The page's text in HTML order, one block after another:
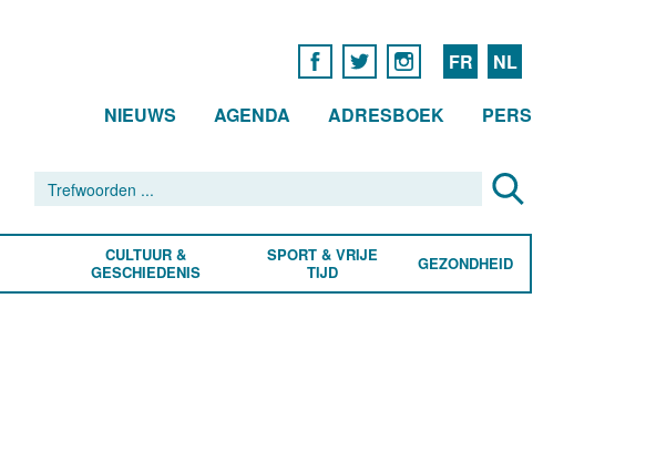
FR NL
NIEUWS AGENDA ADRESBOEK PERS
CULTUUR &
GESCHIEDENIS
SPORT & VRIJE
TIJD
GEZONDHEID